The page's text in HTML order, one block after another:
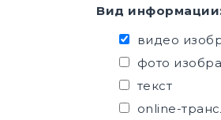
Вид
видео
фото
текст
online-